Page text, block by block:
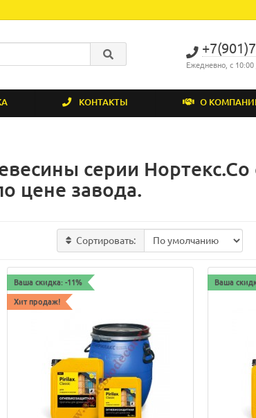
Ежедневно, с 10:00
КОНТАКТЫ О
серии Нортекс.Со
цене завода.
Сортировать:
Ваша скидка: -11%
Хит продаж!
Ваша